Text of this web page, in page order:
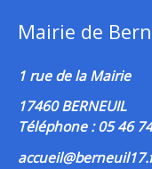
Mairie de
1 rue de la Mairie
17460 BERNEUIL
Téléphone : 05 46